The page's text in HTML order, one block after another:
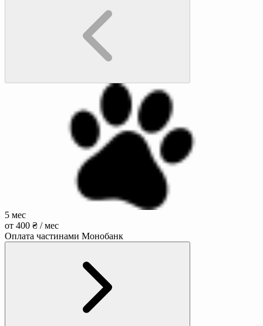
5 мес
от 400 ₴ / мес
Оплата частинами Монобанк